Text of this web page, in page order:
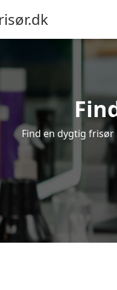
Find en dygtig